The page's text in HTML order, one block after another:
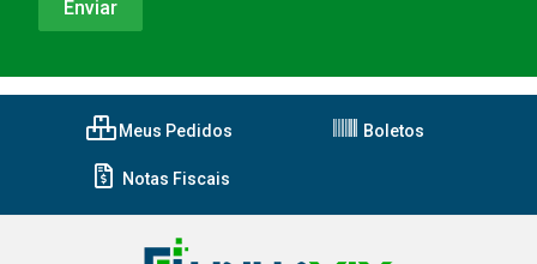
Meus Pedidos Boletos
Notas Fiscais